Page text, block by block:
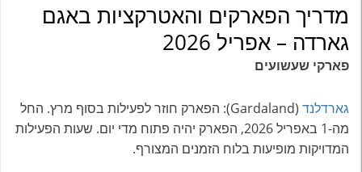
מדריך הפארקים והאטרקציות באגם
גארדה – אפריל 2026
פארקי שעשועים
גארדלנד
(Gardaland): הפארק חוזר לפעילות בסוף מרץ. החל
מה-1 באפריל 2026, הפארק יהיה פתוח מדי יום. שעות הפעילות
המדויקות מופיעות בלוח הזמנים המצורף.